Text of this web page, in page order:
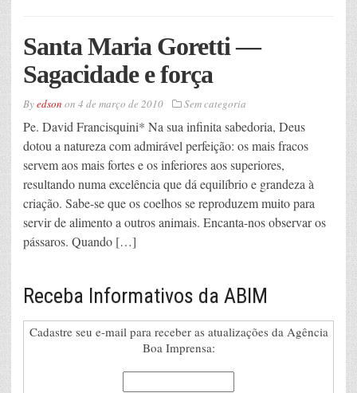
Santa Maria Goretti —
Sagacidade e força
Byedson on 4 de março de 2010 Sem categoria
Pe. David Francisquini* Na sua infinita sabedoria, Deus
dotou a natureza com admirável perfeição: os mais fracos
servem aos mais fortes e os inferiores aos superiores,
resultando numa excelência que dá equilíbrio e grandeza à
criação. Sabe-se que os coelhos se reproduzem muito para
servir de alimento a outros animais. Encanta-nos observar os
pássaros. Quando […]
Receba Informativos da ABIM
Cadastre seu e-mail para receber as atualizações da Agência
Boa Imprensa: